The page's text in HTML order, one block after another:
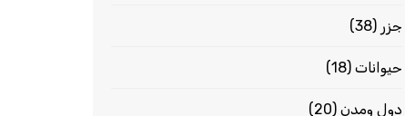
جزر (38)
حيوانات (18)
دول ومدن (20)